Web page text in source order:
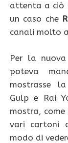
attenta a ciò
un caso che
canali molto
Per la
poteva
mostrasse
Gulp e Rai
mostra,
vari cartoni
modo di